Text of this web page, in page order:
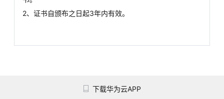
2、证书自颁布之日起3年内有效。
下载华为云APP